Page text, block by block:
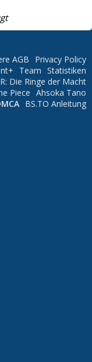
Privacy Policy
AGB
Statistiken
Team
Die Ringe der Macht
Ahsoka Tano
Piece
BS.TO Anleitung